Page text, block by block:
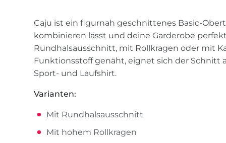
Caju ist ein figurnah geschnittenes Basic-
kombinieren lässt und deine Garderobe
Rundhalsausschnitt, mit Rollkragen oder mit
Funktionsstoff genäht, eignet sich der Schnitt
Sport- und Laufshirt.
Varianten:
Mit Rundhalsausschnitt
Mit hohem Rollkragen